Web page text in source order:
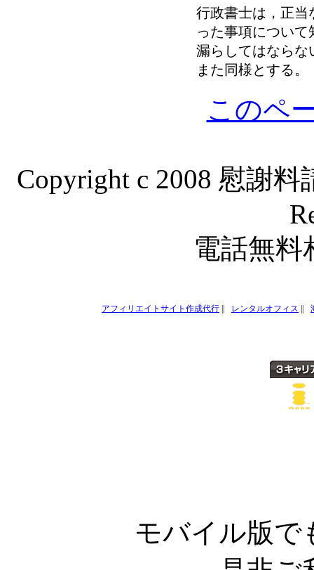
行政書士は，正当
った事項につい
漏らしてはならな
また同様とする。
このペ
Copyright c 2008 慰謝
電話無料
アフィリエイトサイト作成代行 レンタルオフィス
モバイル版で